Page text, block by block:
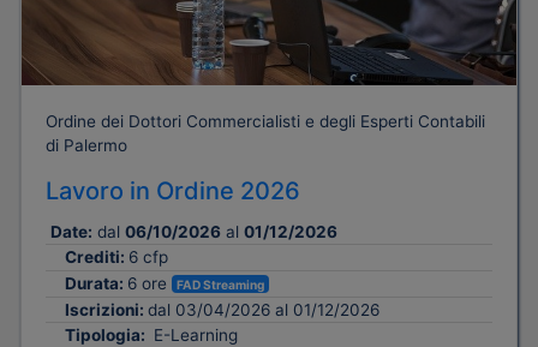
Ordine dei Dottori Commercialisti e degli Esperti Contabili
di Palermo
Lavoro in Ordine 2026
Date: dal 06/10/2026 al 01/12/2026
Crediti: 6 cfp
Durata: 6 ore FAD Streaming
Iscrizioni: dal 03/04/2026 al 01/12/2026
Tipologia: E-Learning